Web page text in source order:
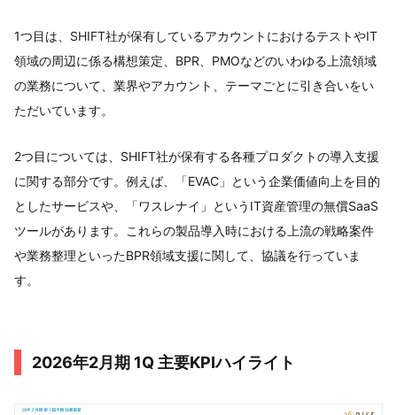
1つ目は、SHIFT社が保有しているアカウントにおけるテストやIT
領域の周辺に係る構想策定、BPR、PMOなどのいわゆる上流領域
の業務について、業界やアカウント、テーマごとに引き合いをい
ただいています。
2つ目については、SHIFT社が保有する各種プロダクトの導入支援
に関する部分です。例えば、「EVAC」という企業価値向上を目的
としたサービスや、「ワスレナイ」というIT資産管理の無償SaaS
ツールがあります。これらの製品導入時における上流の戦略案件
や業務整理といったBPR領域支援に関して、協議を行っていま
す。
2026年2月期 1Q 主要KPIハイライト